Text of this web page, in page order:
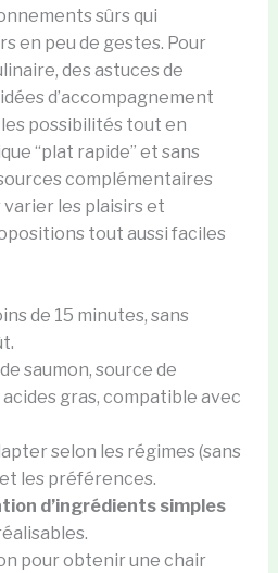
sûrs qui
en peu de gestes. Pour
des astuces de
d’accompagnement
possibilités tout en
“plat rapide” et sans
complémentaires
les plaisirs et
tout aussi faciles
de 15 minutes, sans
saumon, source de
gras, compatible avec
selon les régimes (sans
les préférences.
d’ingrédients simples
pour obtenir une chair